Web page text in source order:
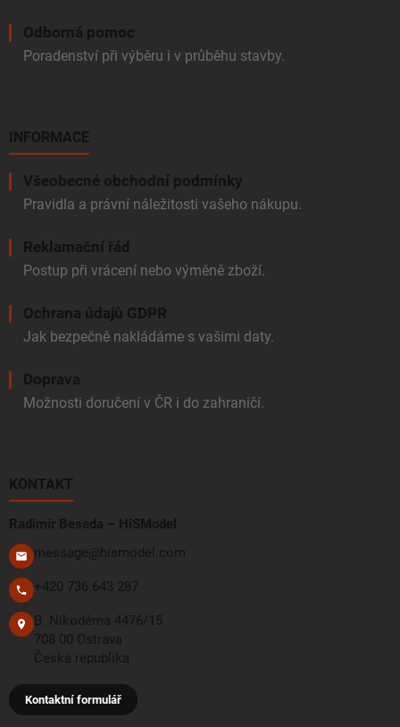
Odborná pomoc
Poradenství při výběru i v průběhu stavby.
INFORMACE
Všeobecné obchodní podmínky
Pravidla a právní náležitosti vašeho nákupu.
Reklamační řád
Postup při vrácení nebo výměně zboží.
Ochrana údajů GDPR
Jak bezpečně nakládáme s vašimi daty.
Doprava
Možnosti doručení v ČR i do zahraničí.
KONTAKT
Radimír Beseda – HiSModel
message@hismodel.com
+420 736 643 287
B. Nikodéma 4476/15
708 00 Ostrava
Česká republika
Kontaktní formulář